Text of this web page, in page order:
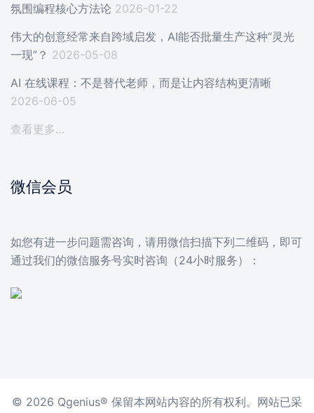
氛围编程核心方法论 2026-01-22
伟大的创意经常来自跨域启发，AI能否批量生产这种“灵光
一现”？ 2026-05-08
AI 在线课程：不是替代老师，而是让内容结构更清晰
2026-06-05
查看更多…
微信会员
如您有进一步问题需咨询，请用微信扫描下列二维码，即可
通过我们的微信服务号实时咨询（24小时服务）：
© 2026 Qgenius® 保留本网站内容的所有权利。网站已采